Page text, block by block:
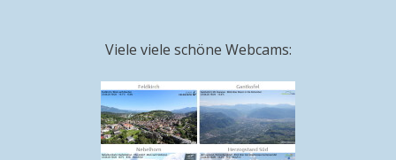
Viele viele schöne Webcams: